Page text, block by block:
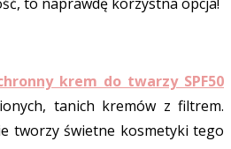
krem do twarzy SPF50
tanich kremów z filtrem.
tworzy świetne kosmetyki tego